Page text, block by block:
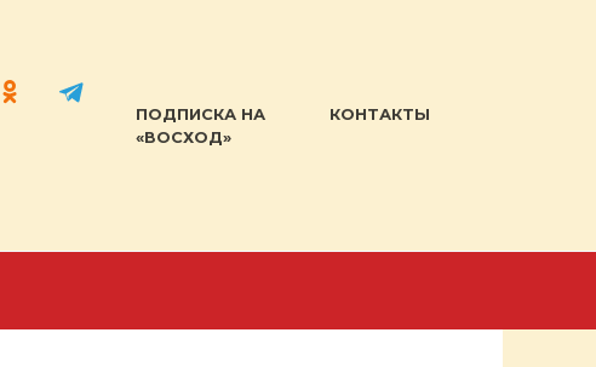
ПОДПИСКА НА
«ВОСХОД»
КОНТАКТЫ